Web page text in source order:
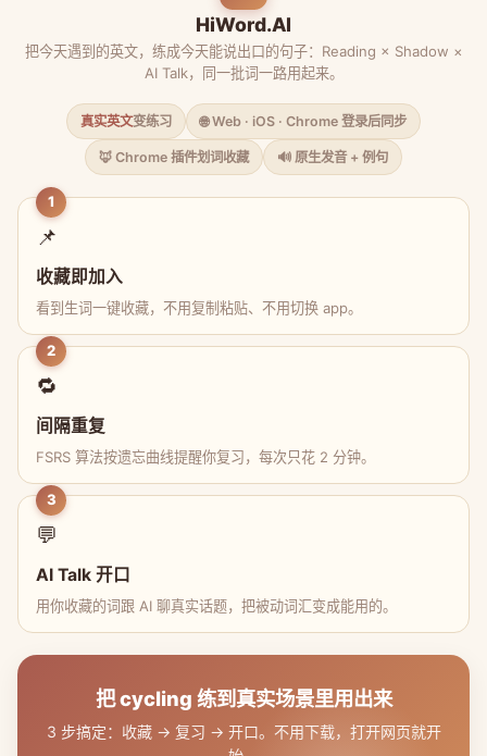
HiWord.AI
把今天遇到的英文，练成今天能说出口的句子：Reading × Shadow ×
AI Talk，同一批词一路用起来。
真实英文变练习 🌐 Web · iOS · Chrome 登录后同步
🦊 Chrome 插件划词收藏 🔊 原生发音 + 例句
1
📌
收藏即加入
看到生词一键收藏，不用复制粘贴、不用切换 app。
2
🔁
间隔重复
FSRS 算法按遗忘曲线提醒你复习，每次只花 2 分钟。
3
💬
AI Talk 开口
用你收藏的词跟 AI 聊真实话题，把被动词汇变成能用的。
把 cycling 练到真实场景里用出来
3 步搞定：收藏 → 复习 → 开口。不用下载，打开网页就开